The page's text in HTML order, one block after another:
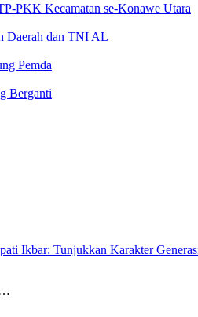
PKK Kecamatan se-Konawe Utara
Daerah dan TNI AL
Pemda
Berganti
Ikbar: Tunjukkan Karakter